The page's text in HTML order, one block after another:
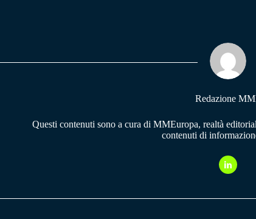
pp m
Redazione
Questi contenuti sono a cura di MMEuropa, realtà
contenuti di